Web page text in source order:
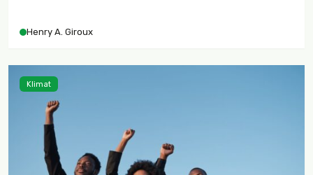
wychowają świadomych obywateli?
Henry A. Giroux
Klimat